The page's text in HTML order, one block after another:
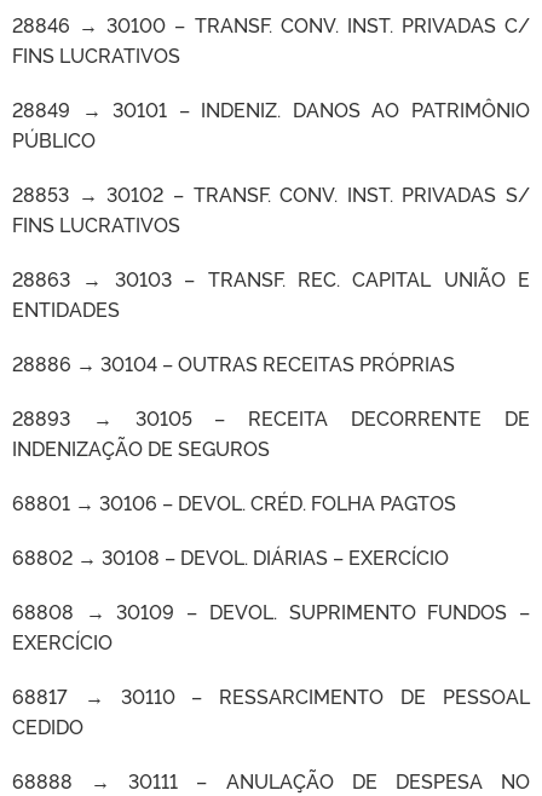
28846 → 30100 – TRANSF. CONV. INST. PRIVADAS C/
FINS LUCRATIVOS
28849 → 30101 – INDENIZ. DANOS AO PATRIMÔNIO
PÚBLICO
28853 → 30102 – TRANSF. CONV. INST. PRIVADAS S/
FINS LUCRATIVOS
28863 → 30103 – TRANSF. REC. CAPITAL UNIÃO E
ENTIDADES
28886 → 30104 – OUTRAS RECEITAS PRÓPRIAS
28893 → 30105 – RECEITA DECORRENTE DE
INDENIZAÇÃO DE SEGUROS
68801 → 30106 – DEVOL. CRÉD. FOLHA PAGTOS
68802 → 30108 – DEVOL. DIÁRIAS – EXERCÍCIO
68808 → 30109 – DEVOL. SUPRIMENTO FUNDOS –
EXERCÍCIO
68817 → 30110 – RESSARCIMENTO DE PESSOAL
CEDIDO
68888 → 30111 – ANULAÇÃO DE DESPESA NO